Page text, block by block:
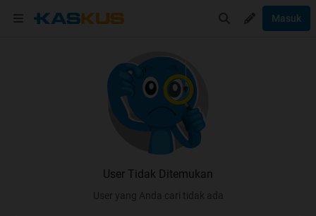
Masuk
User Tidak Ditemukan
User yang Anda cari tidak ada